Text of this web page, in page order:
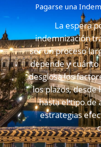
Pagarse una
La espera
indemnización
ser un proceso
depende y cuánto
desglosa los
los plazos, desde
hasta el tipo de
estrategias